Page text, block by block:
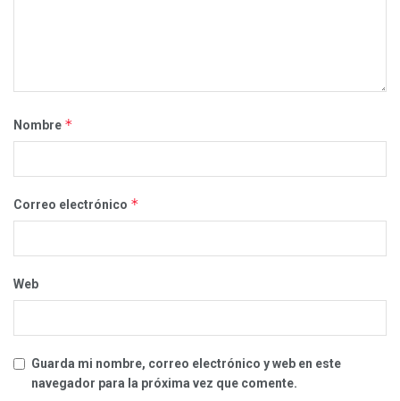
Nombre *
Correo electrónico *
Web
Guarda mi nombre, correo electrónico y web en este
navegador para la próxima vez que comente.